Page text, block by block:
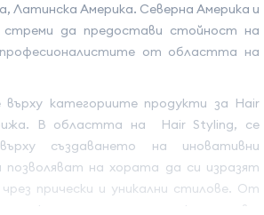
Латинска Америка. Северна Америка и
да предостави стойност на
от областта на
категориите продукти за Hair
В областта на Hair Styling, се
създаването на иновативни
на хората да си изразят
прически и уникални стилове. От
за коса до пяна за прически и гелове,